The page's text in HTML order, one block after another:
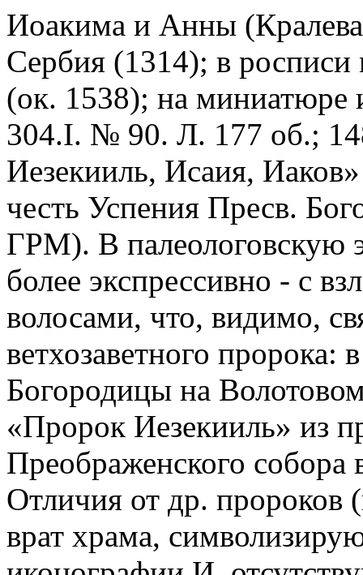
Иоакима и Анны
Сербия (1314); в
(ок. 1538); на
304.I. № 90. Л. 177 об.;
Иезекииль, Исаия,
честь Успения Пресв.
ГРМ). В палеологовскую
более экспрессивно - с
волосами, что, видимо,
ветхозаветного пророка:
Богородицы на
«Пророк Иезекииль» из
Преображенского
Отличия от др. пророков
врат храма,